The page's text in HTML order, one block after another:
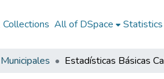
All of DSpace Statistics